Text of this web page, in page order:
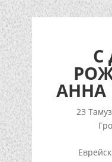
С
АННА
23